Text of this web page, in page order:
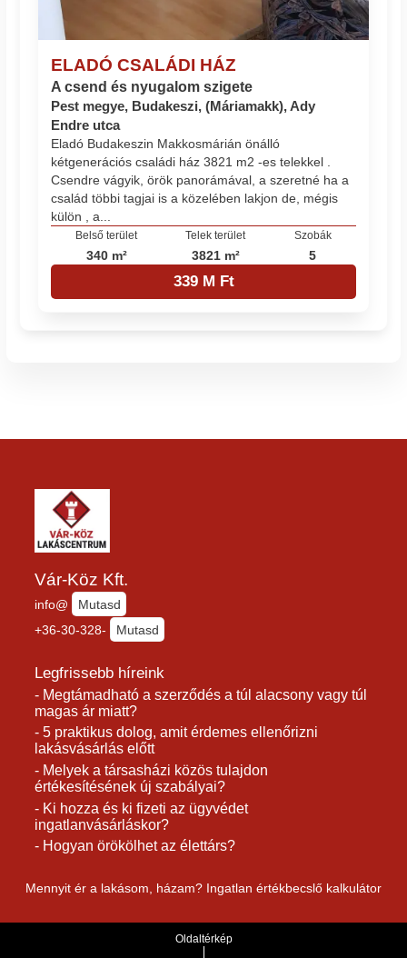
ELADÓ CSALÁDI HÁZ
A csend és nyugalom szigete
Pest megye, Budakeszi, (Máriamakk), Ady
Endre utca
Eladó Budakeszin Makkosmárián önálló
kétgenerációs családi ház 3821 m2 -es telekkel .
Csendre vágyik, örök panorámával, a szeretné ha a
család többi tagjai is a közelében lakjon de, mégis
külön , a...
Belső terület
340 m²
Telek terület
3821 m²
Szobák
5
339 M Ft
Vár-Köz Kft.
info@
Mutasd
+36-30-328-
Mutasd
Legfrissebb híreink
- Megtámadható a szerződés a túl alacsony vagy túl
magas ár miatt?
- 5 praktikus dolog, amit érdemes ellenőrizni
lakásvásárlás előtt
- Melyek a társasházi közös tulajdon
értékesítésének új szabályai?
- Ki hozza és ki fizeti az ügyvédet
ingatlanvásárláskor?
- Hogyan örökölhet az élettárs?
Mennyit ér a lakásom, házam? Ingatlan értékbecslő kalkulátor
Oldaltérkép